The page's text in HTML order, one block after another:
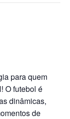
para quem
O futebol é
dinâmicas,
de